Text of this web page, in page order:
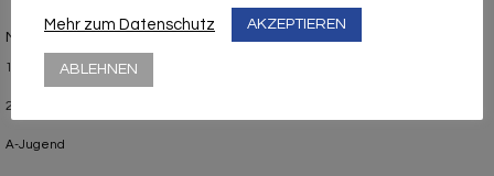
Mannschaften
1. Mannschaft
2. Mannschaft
A-Jugend
Mehr zum Datenschutz AKZEPTIEREN
ABLEHNEN